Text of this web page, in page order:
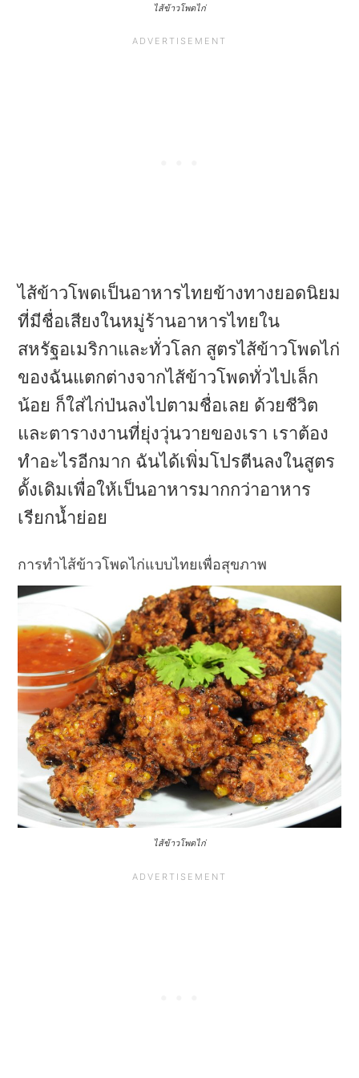
ไส้ข้าวโพดไก่
ไส้ข้าวโพดเป็นอาหารไทยข้างทางยอดนิยม
ที่มีชื่อเสียงในหมู่ร้านอาหารไทยใน
สหรัฐอเมริกาและทั่วโลก สูตรไส้ข้าวโพดไก่
ของฉันแตกต่างจากไส้ข้าวโพดทั่วไปเล็ก
น้อย ก็ใส่ไก่ป่นลงไปตามชื่อเลย ด้วยชีวิต
และตารางงานที่ยุ่งวุ่นวายของเรา เราต้อง
ทำอะไรอีกมาก ฉันได้เพิ่มโปรตีนลงในสูตร
ดั้งเดิมเพื่อให้เป็นอาหารมากกว่าอาหาร
เรียกน้ำย่อย
การทำไส้ข้าวโพดไก่แบบไทยเพื่อสุขภาพ
ไส้ข้าวโพดไก่